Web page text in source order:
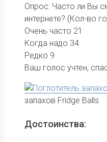
Опрос: Часто ли Вы
интернете? (Кол-во
Очень часто 21
Когда надо 34
Редко 9
Ваш голос учтен,
запахов Fridge Balls
Достоинства: